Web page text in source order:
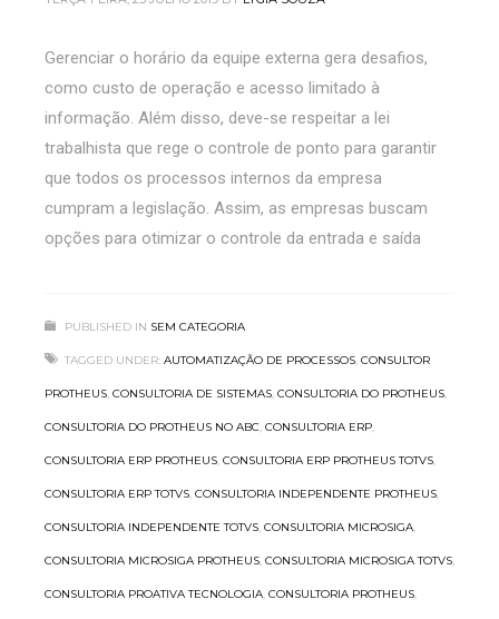
Gerenciar o horário da equipe externa gera desafios,
como custo de operação e acesso limitado à
informação. Além disso, deve-se respeitar a lei
trabalhista que rege o controle de ponto para garantir
que todos os processos internos da empresa
cumpram a legislação. Assim, as empresas buscam
opções para otimizar o controle da entrada e saída
PUBLISHED IN SEM CATEGORIA
TAGGED UNDER: AUTOMATIZAÇÃO DE PROCESSOS, CONSULTOR
PROTHEUS, CONSULTORIA DE SISTEMAS, CONSULTORIA DO PROTHEUS,
CONSULTORIA DO PROTHEUS NO ABC, CONSULTORIA ERP,
CONSULTORIA ERP PROTHEUS, CONSULTORIA ERP PROTHEUS TOTVS,
CONSULTORIA ERP TOTVS, CONSULTORIA INDEPENDENTE PROTHEUS,
CONSULTORIA INDEPENDENTE TOTVS, CONSULTORIA MICROSIGA,
CONSULTORIA MICROSIGA PROTHEUS, CONSULTORIA MICROSIGA TOTVS,
CONSULTORIA PROATIVA TECNOLOGIA, CONSULTORIA PROTHEUS,